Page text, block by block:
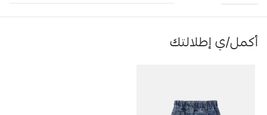
أكمل/ي إطلالتك